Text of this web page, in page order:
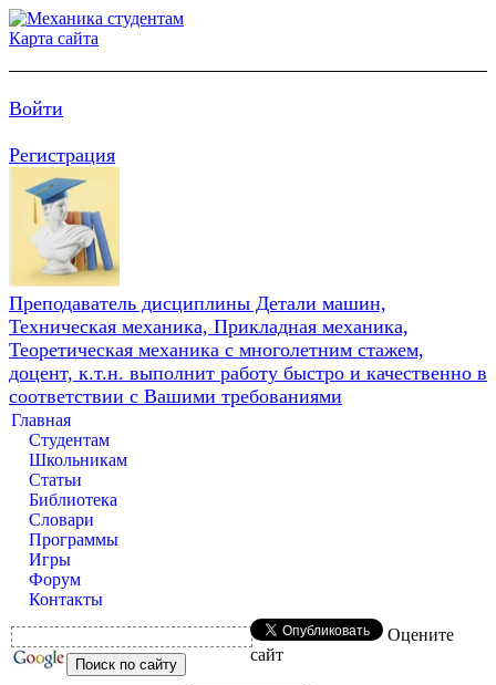
Карта сайта
Войти
Регистрация
Преподаватель дисциплины Детали машин,
Техническая механика, Прикладная механика,
Теоретическая механика с многолетним стажем,
доцент, к.т.н. выполнит работу быстро и качественно в
соответствии с Вашими требованиями
Главная
Студентам
Школьникам
Статьи
Библиотека
Словари
Программы
Игры
Форум
Контакты
Оцените
сайт